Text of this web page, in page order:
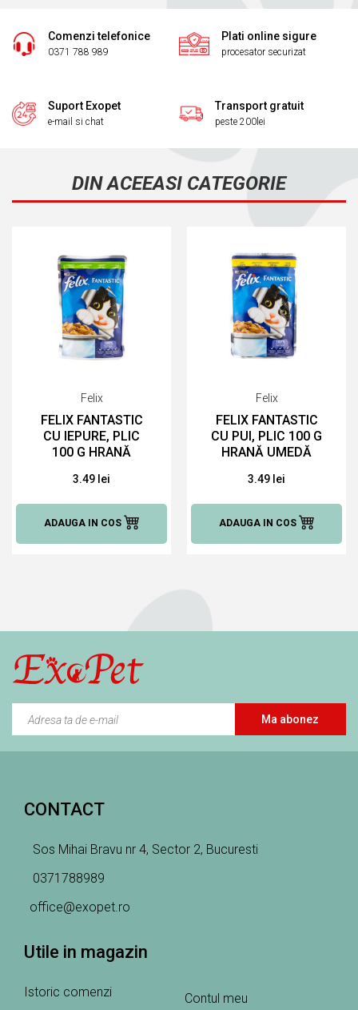
Comenzi telefonice
0371 788 989
Plati online sigure
procesator securizat
Suport Exopet
e-mail si chat
Transport gratuit
peste 200lei
DIN ACEEASI CATEGORIE
Felix
FELIX FANTASTIC
CU IEPURE, PLIC
100 G HRANĂ
PISICI
3.49 lei
ADAUGA IN COS
Felix
FELIX FANTASTIC
CU PUI, PLIC 100 G
HRANĂ UMEDĂ
3.49 lei
ADAUGA IN COS
Ma abonez
CONTACT
Sos Mihai Bravu nr 4, Sector 2, Bucuresti
0371788989
office@exopet.ro
Utile in magazin
Istoric comenzi
Contul meu